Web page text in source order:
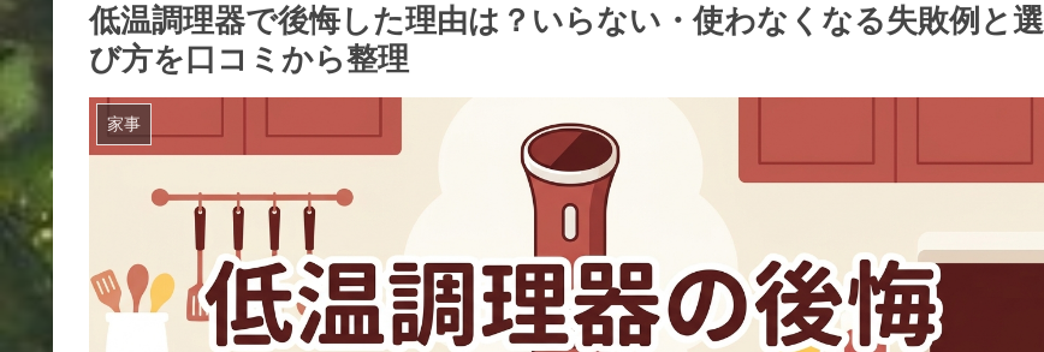
低温調理器で後悔した理由は？いらない・使わなくなる失敗例と選
び方を口コミから整理
家事